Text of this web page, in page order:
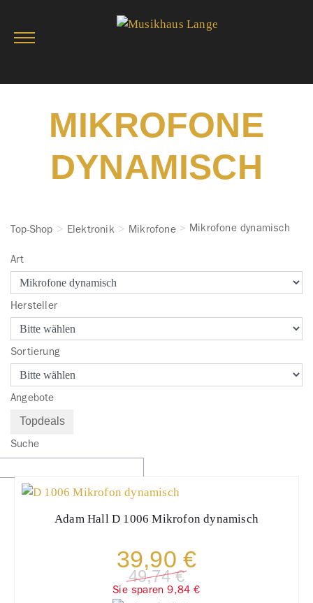
MIKROFONE
DYNAMISCH
Top-Shop Elektronik Mikrofone Mikrofone dynamisch
Art
Hersteller
Sortierung
Angebote
Topdeals
Suche
Adam Hall D 1006 Mikrofon dynamisch
39,90 €
49,74 €
Sie sparen 9,84 €